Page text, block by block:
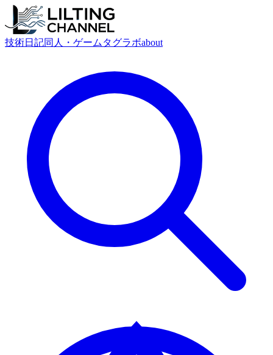
技術日記同人・ゲーム タグラボabout